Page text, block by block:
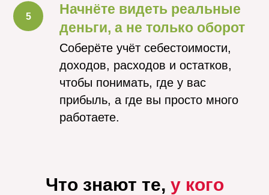
Начнёте видеть реальные
деньги, а не только оборот
Соберёте учёт себестоимости,
доходов, расходов и остатков,
чтобы понимать, где у вас
прибыль, а где вы просто много
работаете.
Что знают те, у кого